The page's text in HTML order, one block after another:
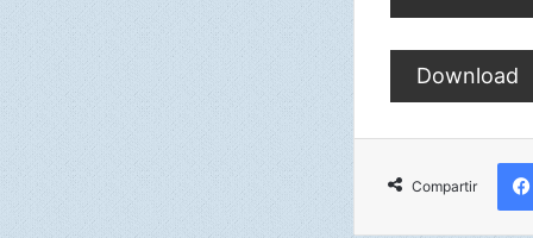
Download
Compartir